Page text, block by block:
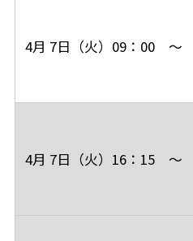
4月 7日（火）09：00 ～
4月 7日（火）16：15 ～